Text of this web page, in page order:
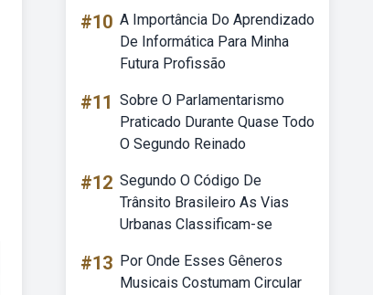
#10 A Importância Do Aprendizado
De Informática Para Minha
Futura Profissão
#11 Sobre O Parlamentarismo
Praticado Durante Quase Todo
O Segundo Reinado
#12 Segundo O Código De
Trânsito Brasileiro As Vias
Urbanas Classificam-se
#13 Por Onde Esses Gêneros
Musicais Costumam Circular